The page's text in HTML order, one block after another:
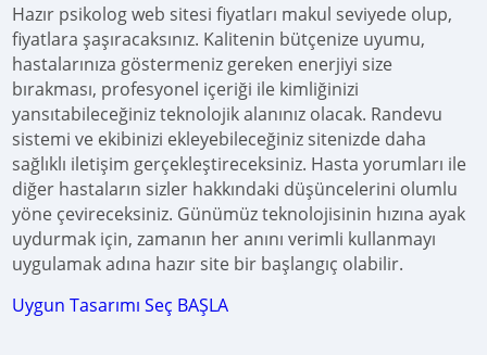
Hazır psikolog web sitesi fiyatları makul seviyede olup,
fiyatlara şaşıracaksınız. Kalitenin bütçenize uyumu,
hastalarınıza göstermeniz gereken enerjiyi size
bırakması, profesyonel içeriği ile kimliğinizi
yansıtabileceğiniz teknolojik alanınız olacak. Randevu
sistemi ve ekibinizi ekleyebileceğiniz sitenizde daha
sağlıklı iletişim gerçekleştireceksiniz. Hasta yorumları ile
diğer hastaların sizler hakkındaki düşüncelerini olumlu
yöne çevireceksiniz. Günümüz teknolojisinin hızına ayak
uydurmak için, zamanın her anını verimli kullanmayı
uygulamak adına hazır site bir başlangıç olabilir.
Uygun Tasarımı Seç BAŞLA